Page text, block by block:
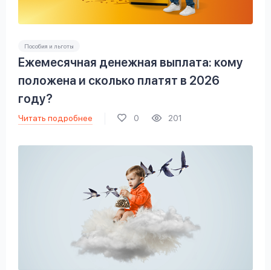
Пособия и льготы
Ежемесячная денежная выплата: кому
положена и сколько платят в 2026
году?
Читать подробнее 0 201